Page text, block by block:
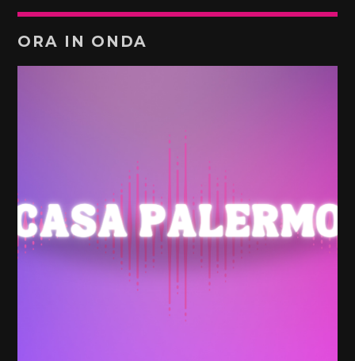
ORA IN ONDA